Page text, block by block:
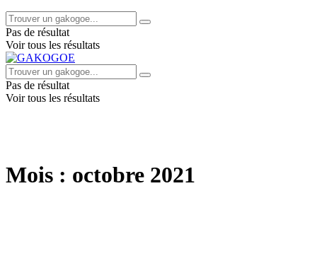
Pas de résultat
Voir tous les résultats
Pas de résultat
Voir tous les résultats
Mois : octobre 2021